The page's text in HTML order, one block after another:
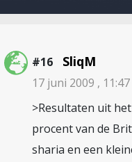
#16 SliqM
17 juni 2009 , 11:47
>Resultaten uit
procent van de
sharia en een